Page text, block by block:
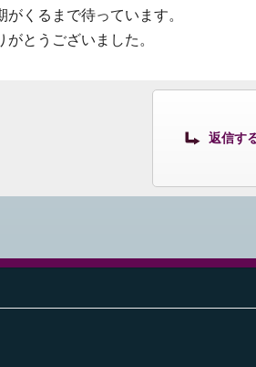
がくるまで待っています。
がとうございました。
返信す